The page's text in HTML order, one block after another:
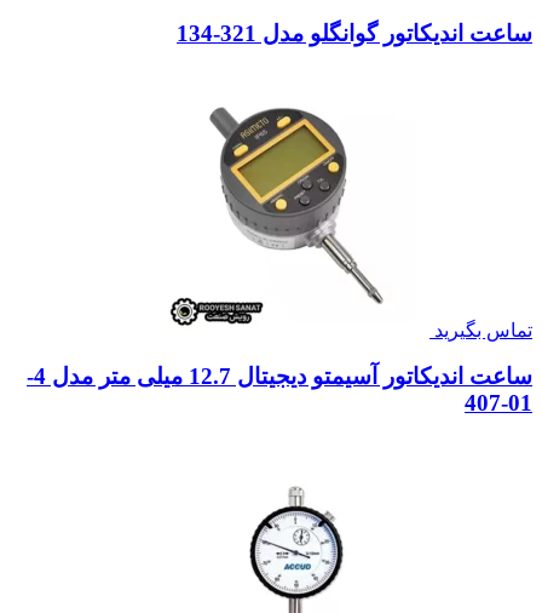
ساعت اندیکاتور گوانگلو مدل 321-134
تماس بگیرید
ساعت اندیکاتور آسیمتو دیجیتال 12.7 میلی متر مدل 4-
01-407